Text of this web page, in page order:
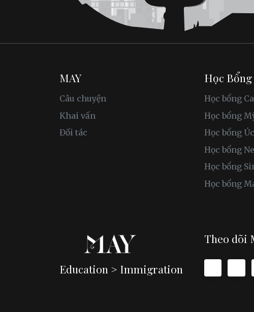
MAY
Câu chuyện
Khai vấn
Đối tác
Học Bổng
Học bổng
Học bổng
Học bổng Úc
Học bổng
Học bổng
Học bổng
Education > Immigration
Theo dõi